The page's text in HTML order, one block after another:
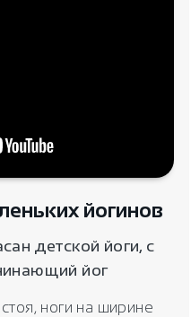
йогинов
детской йоги, с
йог
ноги на ширине